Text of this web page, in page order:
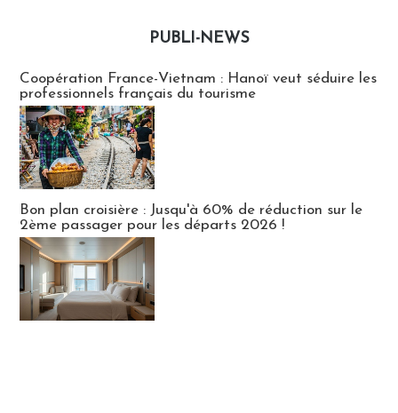
PUBLI-NEWS
Coopération France-Vietnam : Hanoï veut séduire les
professionnels français du tourisme
Bon plan croisière : Jusqu'à 60% de réduction sur le
2ème passager pour les départs 2026 !